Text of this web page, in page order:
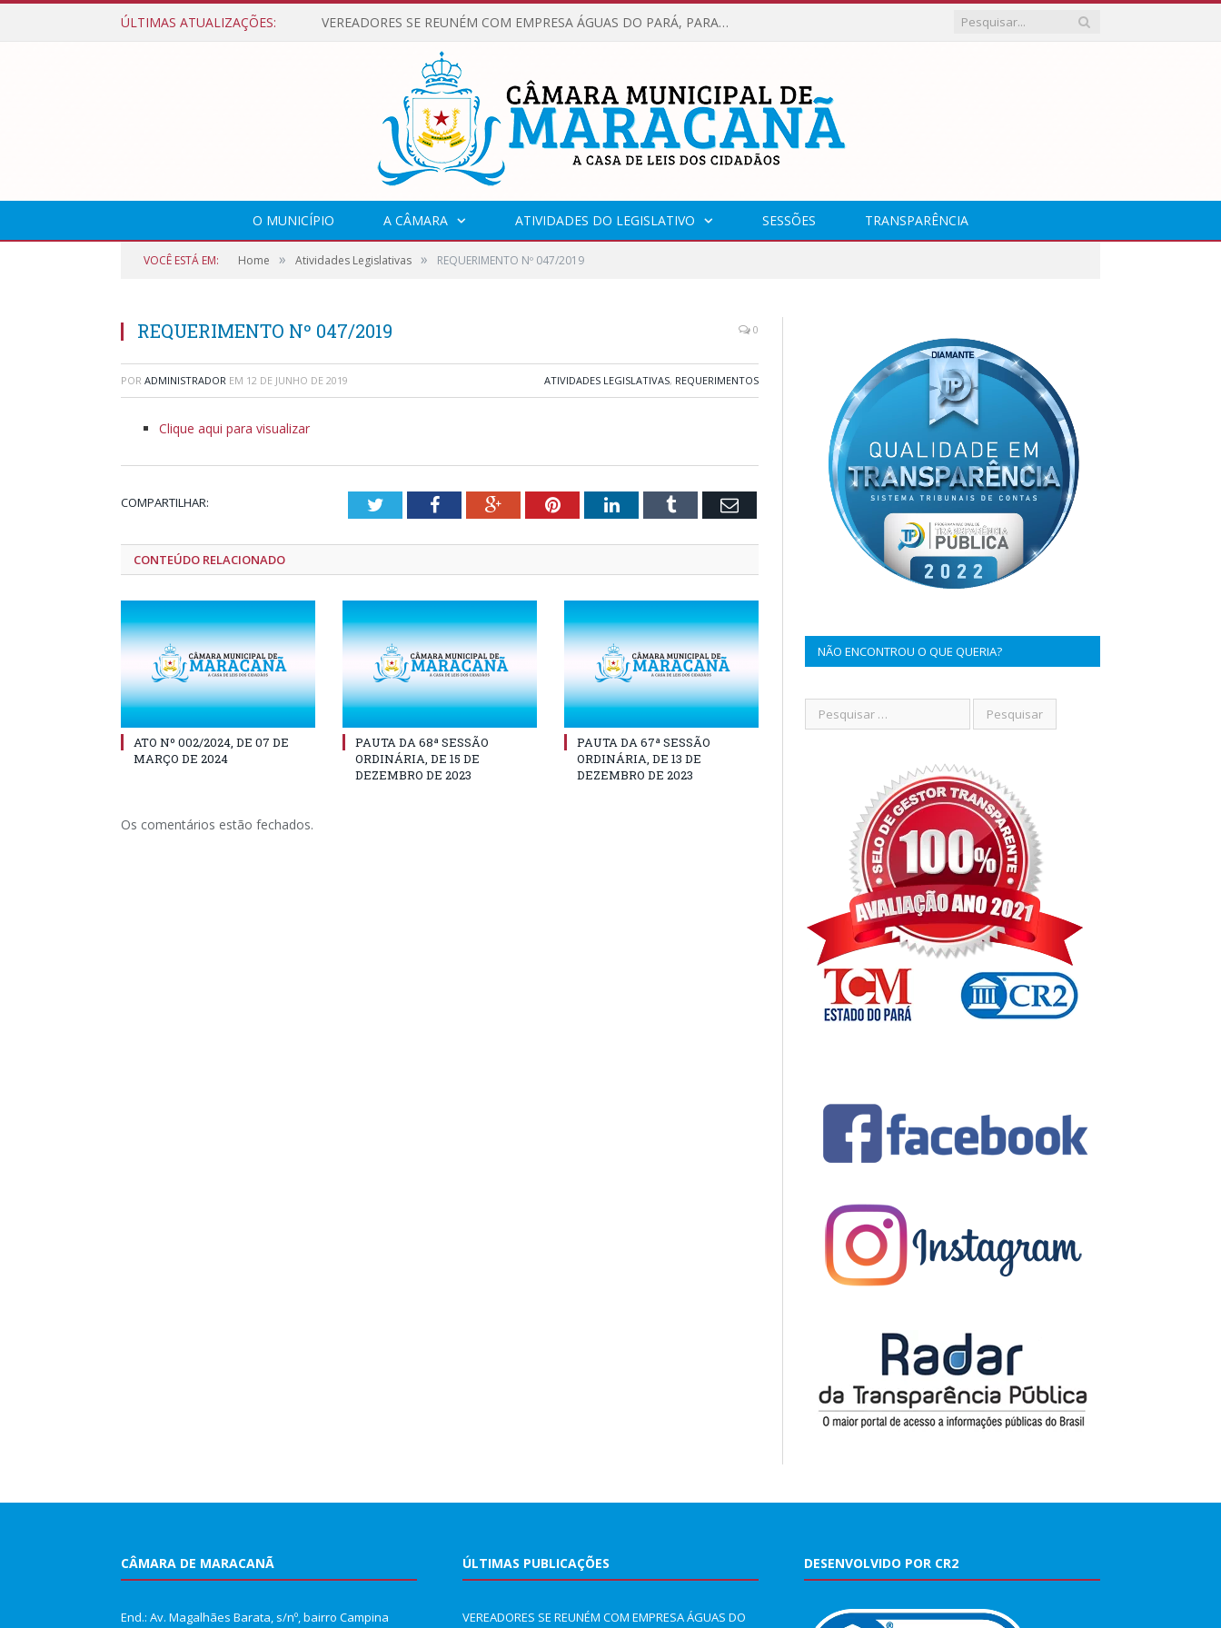
ÚLTIMAS ATUALIZAÇÕES: VEREADORES SE REUNÉM COM EMPRESA ÁGUAS DO PARÁ, PARA APRESENTAR REIVINDICAÇÕES E MELHORIAS NA QUALIDADE DOS SERVIÇOS OFERECIDOS Á POPULAÇÃO.
O MUNICÍPIO A CÂMARA ATIVIDADES DO LEGISLATIVO SESSÕES TRANSPARÊNCIA
VOCÊ ESTÁ EM: Home » Atividades Legislativas » REQUERIMENTO Nº 047/2019
REQUERIMENTO Nº 047/2019 0
POR ADMINISTRADOR EM 12 DE JUNHO DE 2019 ATIVIDADES LEGISLATIVAS, REQUERIMENTOS
Clique aqui para visualizar
COMPARTILHAR: TwitterFacebookGoogle+PinterestLinkedInTumblr Email
CONTEÚDO RELACIONADO
ATO Nº 002/2024, DE 07 DE
MARÇO DE 2024
PAUTA DA 68ª SESSÃO
ORDINÁRIA, DE 15 DE
DEZEMBRO DE 2023
PAUTA DA 67ª SESSÃO
ORDINÁRIA, DE 13 DE
DEZEMBRO DE 2023
Os comentários estão fechados.
NÃO ENCONTROU O QUE QUERIA?
CÂMARA DE MARACANÃ
End.: Av. Magalhães Barata, s/nº, bairro Campina
ÚLTIMAS PUBLICAÇÕES
VEREADORES SE REUNÉM COM EMPRESA ÁGUAS DO
DESENVOLVIDO POR CR2